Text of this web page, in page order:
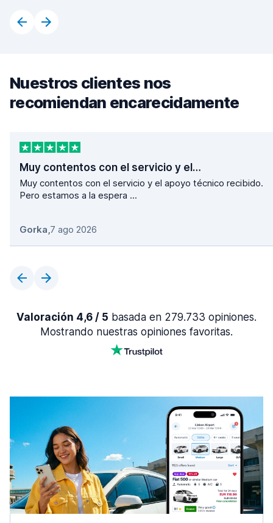
Nuestros clientes nos
recomiendan encarecidamente
Muy contentos con el servicio y el…
Muy contentos con el servicio y el apoyo técnico recibido.
Pero estamos a la espera ...
Gorka,7 ago 2026
Valoración 4,6 / 5 basada en 279.733 opiniones.
Mostrando nuestras opiniones favoritas.